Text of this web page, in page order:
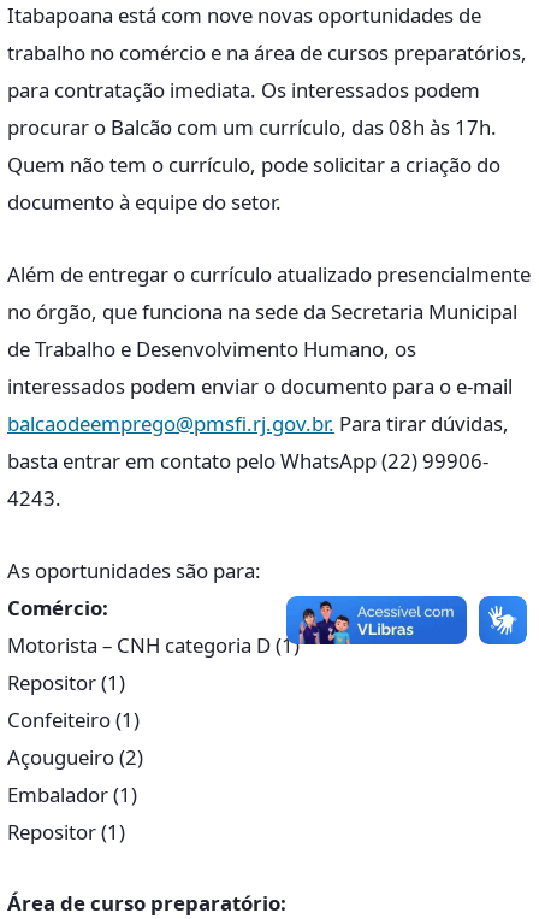
Itabapoana está com nove novas oportunidades de
trabalho no comércio e na área de cursos preparatórios,
para contratação imediata. Os interessados podem
procurar o Balcão com um currículo, das 08h às 17h.
Quem não tem o currículo, pode solicitar a criação do
documento à equipe do setor.
Além de entregar o currículo atualizado presencialmente
no órgão, que funciona na sede da Secretaria Municipal
de Trabalho e Desenvolvimento Humano, os
interessados podem enviar o documento para o e-mail
balcaodeemprego@pmsfi.rj.gov.br. Para tirar dúvidas,
basta entrar em contato pelo WhatsApp (22) 99906-
4243.
As oportunidades são para:
Comércio:
Motorista – CNH categoria D (1)
Repositor (1)
Confeiteiro (1)
Açougueiro (2)
Embalador (1)
Repositor (1)
Área de curso preparatório: